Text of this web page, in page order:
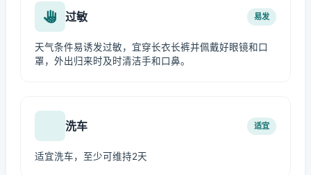
过敏 易发
天气条件易诱发过敏，宜穿长衣长裤并佩戴好眼镜和口
罩，外出归来时及时清洁手和口鼻。
洗车 适宜
适宜洗车，至少可维持2天